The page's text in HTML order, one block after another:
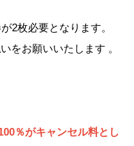
2枚必要となります。
をお願いいたします 。
％がキャンセル料とし